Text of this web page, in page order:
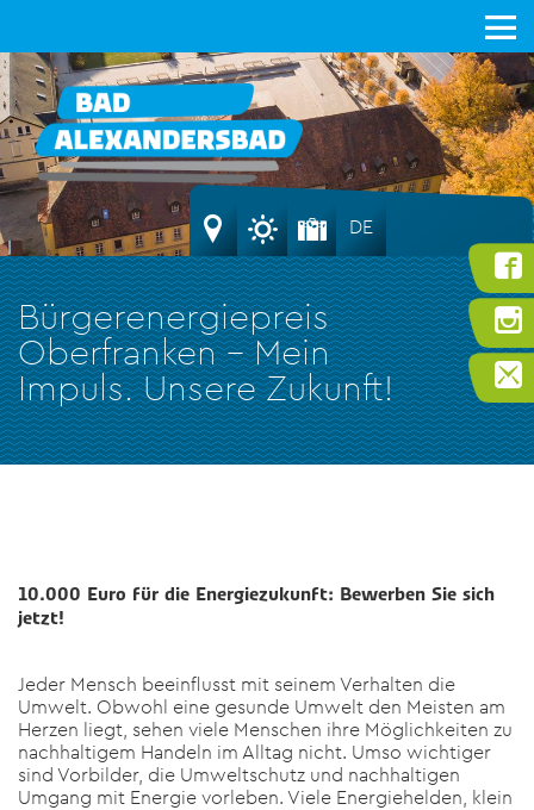
Bürgerenergiepreis
Oberfranken – Mein
Impuls. Unsere Zukunft!
DE
10.000 Euro für die Energiezukunft: Bewerben Sie sich
jetzt!
Jeder Mensch beeinflusst mit seinem Verhalten die
Umwelt. Obwohl eine gesunde Umwelt den Meisten am
Herzen liegt, sehen viele Menschen ihre Möglichkeiten zu
nachhaltigem Handeln im Alltag nicht. Umso wichtiger
sind Vorbilder, die Umweltschutz und nachhaltigen
Umgang mit Energie vorleben. Viele Energiehelden, klein